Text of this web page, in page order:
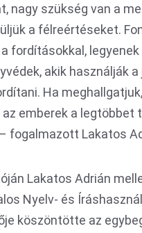
nagy szükség van a
a félreértéseket.
fordításokkal,
akik használják
Ha
emberek a
fogalmazott Lakatos
Lakatos Adrián
Nyelv- és
köszöntötte az